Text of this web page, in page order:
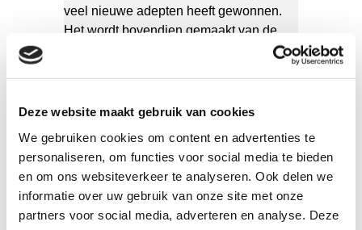
Deze website maakt gebruik van cookies
We gebruiken cookies om content en advertenties te
personaliseren, om functies voor social media te bieden
en om ons websiteverkeer te analyseren. Ook delen we
informatie over uw gebruik van onze site met onze
partners voor social media, adverteren en analyse. Deze
veel nieuwe adepten heeft gewonnen.
Het wordt bovendien gemaakt van de
vlasplant, die in noordwest-Europa nog
LINNEN- lichte stoffen, perfect
voor zomerkleding
CANVAS VAN LINNEN-
zwaardere meubelstoffen
OVERZICHT LINNEN STOFFEN